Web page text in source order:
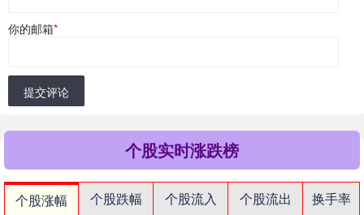
你的邮箱*
提交评论
个股实时涨跌榜
个股涨幅 个股跌幅 个股流入 个股流出
换手率